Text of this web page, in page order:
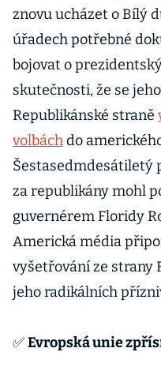
znovu ucházet o Bílý
úřadech potřebné
bojovat o
skutečnosti, že se
Republikánské straně
volbáchdo
Šestasedmdesátiletý
za republikány mohl
guvernérem Floridy
Americká média
vyšetřování ze strany
jeho radikálních
✅Evropská unie